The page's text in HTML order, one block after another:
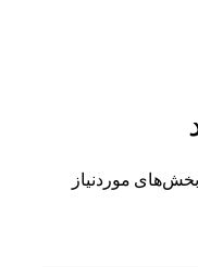
بخش‌های موردنیاز